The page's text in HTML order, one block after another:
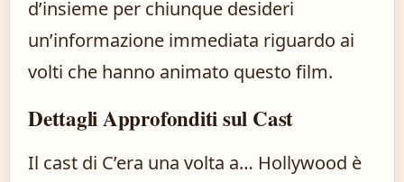
d’insieme per chiunque desideri
un’informazione immediata riguardo ai
volti che hanno animato questo film.
Dettagli Approfonditi sul Cast
Il cast di C’era una volta a… Hollywood è